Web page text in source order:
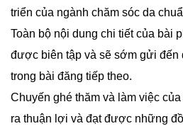
triển của ngành chăm sóc da
Toàn bộ nội dung chi tiết của bài
được biên tập và sẽ sớm gửi đến
trong bài đăng tiếp theo.
Chuyến ghé thăm và làm việc
ra thuận lợi và đạt được những